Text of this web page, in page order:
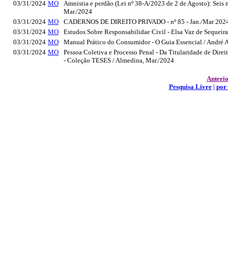
03/31/2024 MO
Amnistia e perdão (Lei nº 38-A/2023 de 2 de Agosto):
Mar./2024
03/31/2024 MO
CADERNOS DE DIREITO PRIVADO - nº 85 - Jan./Mar
03/31/2024 MO
Estudos Sobre Responsabilidae Civil - Elsa Vaz de
03/31/2024 MO
Manual Prático do Consumidor - O Guia Essencial /
03/31/2024 MO
Pessoa Coletiva e Processo Penal - Da Titularidade de
- Coleção TESES / Almedina, Mar./2024
Pesquisa Livre| por